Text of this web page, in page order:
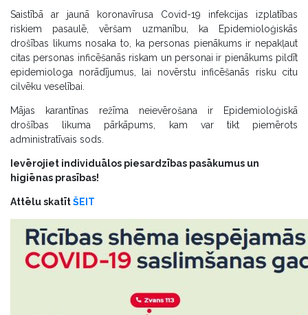
Saistībā ar jaunā koronavīrusa Covid-19 infekcijas izplatības
riskiem pasaulē, vēršam uzmanību, ka Epidemioloģiskās
drošības likums nosaka to, ka personas pienākums ir nepakļaut
citas personas inficēšanās riskam un personai ir pienākums pildīt
epidemiologa norādījumus, lai novērstu inficēšanās risku citu
cilvēku veselībai.
Mājas karantīnas režīma neievērošana ir Epidemioloģiskā
drošības likuma pārkāpums, kam var tikt piemērots
administratīvais sods.
Ievērojiet individuālos piesardzības pasākumus un
higiēnas prasības!
Attēlu skatītŠEIT